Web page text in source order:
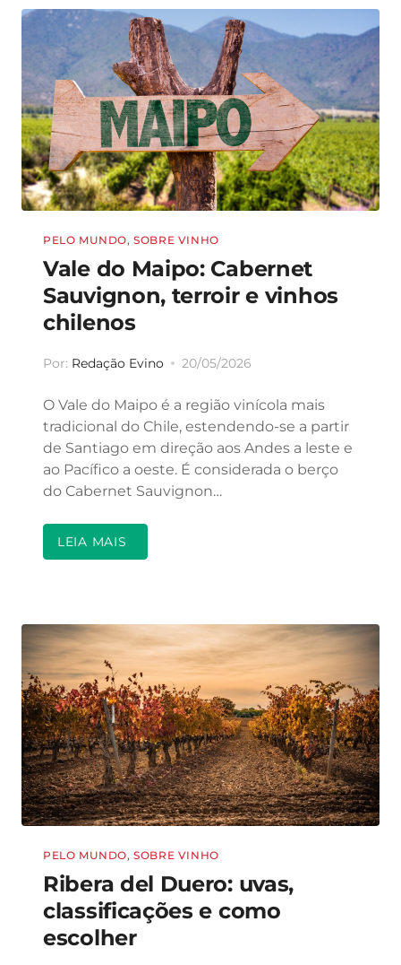
PELO MUNDO,SOBRE VINHO
Vale do Maipo: Cabernet
Sauvignon, terroir e vinhos
chilenos
Por: Redação Evino 20/05/2026
O Vale do Maipo é a região vinícola mais
tradicional do Chile, estendendo-se a partir
de Santiago em direção aos Andes a leste e
ao Pacífico a oeste. É considerada o berço
do Cabernet Sauvignon…
LEIA MAIS
PELO MUNDO,SOBRE VINHO
Ribera del Duero: uvas,
classificações e como
escolher